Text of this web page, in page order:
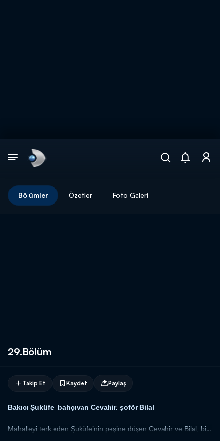
Bölümler Özetler Foto Galeri
29.Bölüm
Takip Et Kaydet Paylaş
Bakıcı Şuküfe, bahçıvan Cevahir, şoför Bilal
Mahalleyi terk eden Şuküfe’nin peşine düşen Cevahir ve Bilal, bir